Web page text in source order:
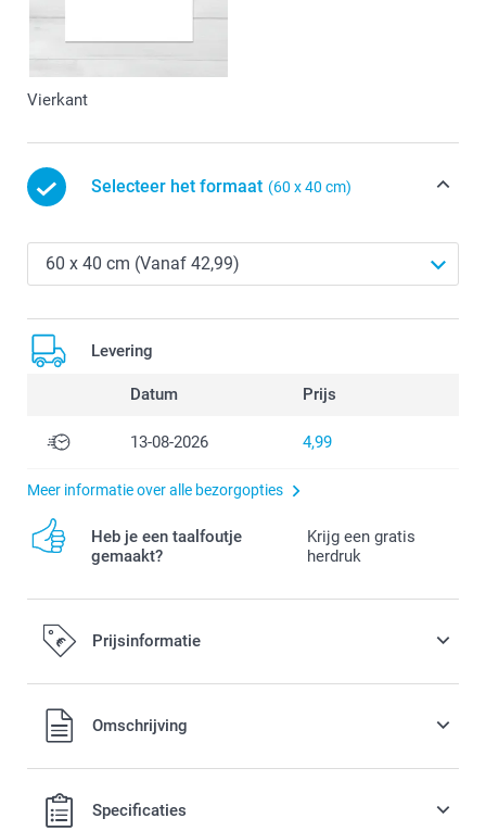
Vierkant
Selecteer het formaat (60 x 40 cm)
Levering
Datum Prijs
13-08-2026 4,99
Meer informatie over alle bezorgopties
Heb je een taalfoutje
gemaakt?
Krijg een gratis
herdruk
Prijsinformatie
Alle prijzen zijn in EURO (€) inclusief BTW en exclusief
verzendkosten.Omschrijving
Specificaties